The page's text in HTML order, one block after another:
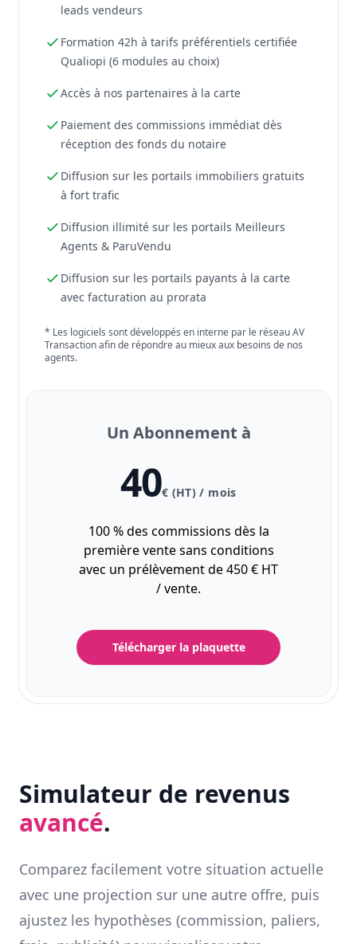
leads vendeurs
Formation 42h à tarifs préférentiels certifiée
Qualiopi (6 modules au choix)
Accès à nos partenaires à la carte
Paiement des commissions immédiat dès
réception des fonds du notaire
Diffusion sur les portails immobiliers gratuits
à fort trafic
Diffusion illimité sur les portails Meilleurs
Agents & ParuVendu
Diffusion sur les portails payants à la carte
avec facturation au prorata
* Les logiciels sont développés en interne par le réseau AV
Transaction afin de répondre au mieux aux besoins de nos
agents.
Un Abonnement à
40€ (HT) / mois
100 % des commissions dès la
première vente sans conditions
avec un prélèvement de 450 € HT
/ vente.
Télécharger la plaquette
Simulateur de revenus
avancé.
Comparez facilement votre situation actuelle
avec une projection sur une autre offre, puis
ajustez les hypothèses (commission, paliers,